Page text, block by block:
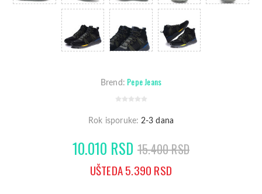
Brend: Pepe Jeans
Rok isporuke: 2-3 dana
10.010 RSD 15.400 RSD
UŠTEDA 5.390 RSD